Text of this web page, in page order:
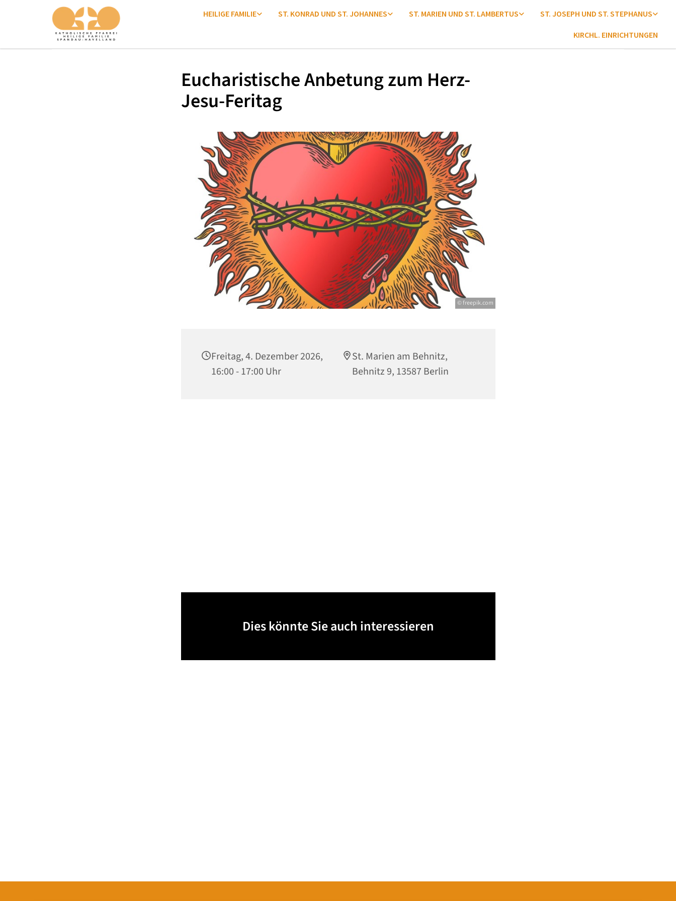
HEILIGE FAMILIE ST. KONRAD UND ST. JOHANNES ST. MARIEN UND ST. LAMBERTUS ST. JOSEPH UND ST. STEPHANUS
KIRCHL. EINRICHTUNGEN
Eucharistische Anbetung zum Herz-
Jesu-Feritag
© freepik.com
Freitag, 4. Dezember 2026,
16:00 - 17:00 Uhr
St. Marien am Behnitz,
Behnitz 9, 13587 Berlin
Dies könnte Sie auch interessieren